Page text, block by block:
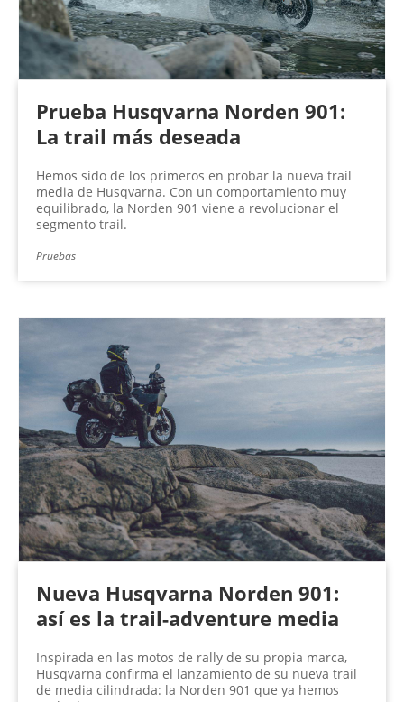
Prueba Husqvarna Norden 901:
La trail más deseada
Hemos sido de los primeros en probar la nueva trail
media de Husqvarna. Con un comportamiento muy
equilibrado, la Norden 901 viene a revolucionar el
segmento trail.
Pruebas
Nueva Husqvarna Norden 901:
así es la trail-adventure media
Inspirada en las motos de rally de su propia marca,
Husqvarna confirma el lanzamiento de su nueva trail
de media cilindrada: la Norden 901 que ya hemos